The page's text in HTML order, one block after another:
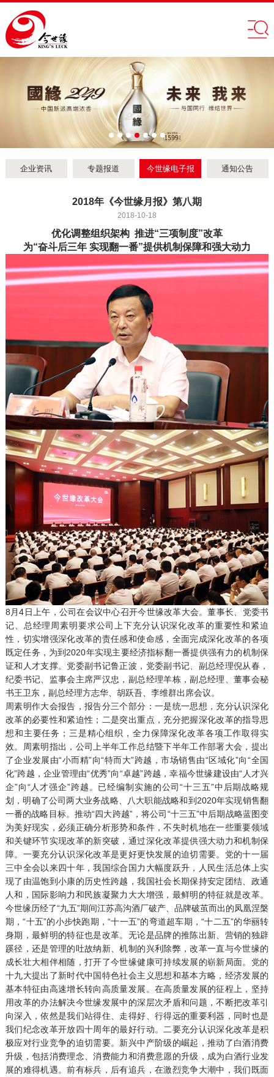
企业资讯 专题报道 今世缘电子报 通知公告
2018年《今世缘月报》第八期
2018-10-18
优化调整组织架构 推进“三项制度”改革
为“奋斗后三年 实现翻一番”提供机制保障和强大动力
8月4日上午，公司在会议中心召开今世缘改革大会。董事长、党委书
记、总经理周素明要求公司上下充分认识深化改革的重要性和紧迫
性，切实增强深化改革的责任感和使命感，全面完成深化改革的各项
既定任务，为到2020年实现主要经济指标翻一番提供强有力的机制保
证和人才支撑。党委副书记鲁正波，党委副书记、副总经理倪从春，
纪委书记、监事会主席严汉忠，副总经理羊栋，副总经理、董事会秘
书王卫东，副总经理方志华、胡跃吾、李维群出席会议。
周素明作大会报告，报告分三个部分：一是统一思想，充分认识深化
改革的必要性和紧迫性；二是突出重点，充分把握深化改革的指导思
想和主要任务；三是精心组织，全力保障深化改革各项工作取得实
效。周素明指出，公司上半年工作总结暨下半年工作部署大会，提出
了企业发展由“小而精”向“特而大”跨越，市场销售由“区域化”向“全国
化”跨越，企业管理由“优秀”向“卓越”跨越，幸福今世缘建设由“人才兴
企”向“人才强企”跨越。已经编制实施的公司“十三五”中后期战略规
划，明确了公司两大业务战略、八大职能战略和到2020年实现销售翻
一番的战略目标。推动“四大跨越”，将公司“十三五”中后期战略蓝图变
为美好现实，必须正确分析形势和条件，不失时机地在一些重要领域
和关键环节实现改革的新突破，通过深化改革提供强大动力和机制保
障。一要充分认识深化改革是更好更快发展的迫切需要。党的十一届
三中全会以来四十年，我国综合国力大幅度跃升，人民生活总体上实
现了由温饱到小康的历史性跨越，我国社会长期保持安定团结、政通
人和，国际影响力和民族凝聚力大大增强，最鲜明的特征就是改革。
今世缘历经了“九五”期间江苏高沟酒厂破产、品牌破茧而出的凤凰涅槃
期，“十五”的小步快跑期，“十一五”的弯道超车期，“十二五”的华丽转
身期，最鲜明的特征也是改革。无论是品牌的推陈出新、营销的独辟
蹊径，还是管理的吐故纳新、机制的兴利除弊，改革一直与今世缘的
成长壮大相伴相随，打开了今世缘健康可持续发展的崭新局面。党的
十九大提出了新时代中国特色社会主义思想和基本方略，经济发展的
基本特征由高速增长转向高质量发展。在高质量发展的征程上，坚持
用改革的办法解决今世缘发展中的深层次矛盾和问题，不断把改革引
向深入，依然是我们站得住、走得好、行得远的重要利器，同时也是
我们纪念改革开放四十周年的最好行动。二要充分认识深化改革是积
极应对行业竞争的迫切需要。新兴中产阶级的崛起，推动了白酒消费
升级，包括消费理念、消费能力和消费意愿的升级，成为白酒行业发
展的难得机遇。前有标兵，后有追兵，在激烈竞争大潮中，我们既面